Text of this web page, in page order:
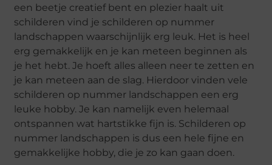
een beetje creatief bent en plezier haalt uit
schilderen vind je schilderen op nummer
landschappen waarschijnlijk erg leuk. Het is heel
erg gemakkelijk en je kan meteen beginnen als
je het hebt. Je hoeft alles alleen neer te zetten en
je kan meteen aan de slag. Hierdoor vinden vele
schilderen op nummer landschappen een erg
leuke hobby. Je kan namelijk even helemaal
ontspannen wat hartstikke fijn is. Schilderen op
nummer landschappen is dus een hele fijne en
gemakkelijke hobby, die je zo kan gaan doen.